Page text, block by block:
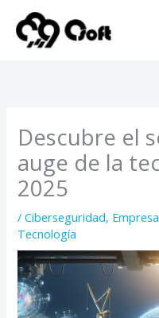
contenido
Descubre el
auge de la
2025
/Ciberseguridad,
Tecnología